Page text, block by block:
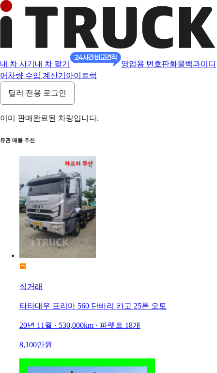
내 차 사기 내 차 팔기 영업용 번호판화물백과미디
어 차량 수입 계산기 아이트럭
딜러 전용 로그인
이미 판매완료된 차량입니다.
유관 매물 추천
직거래
타타대우 프리마 560 단바리 카고 25톤 오토
20년 11월 · 530,000km · 파렛트 18개
8,100만원